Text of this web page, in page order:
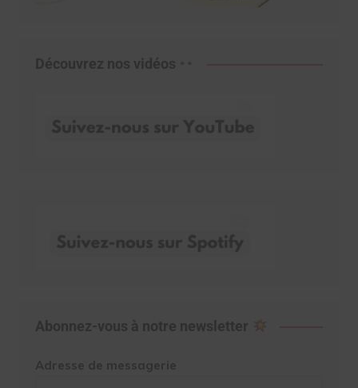
Découvrez nos vidéos
Abonnez-vous à notre newsletter
Adresse de messagerie